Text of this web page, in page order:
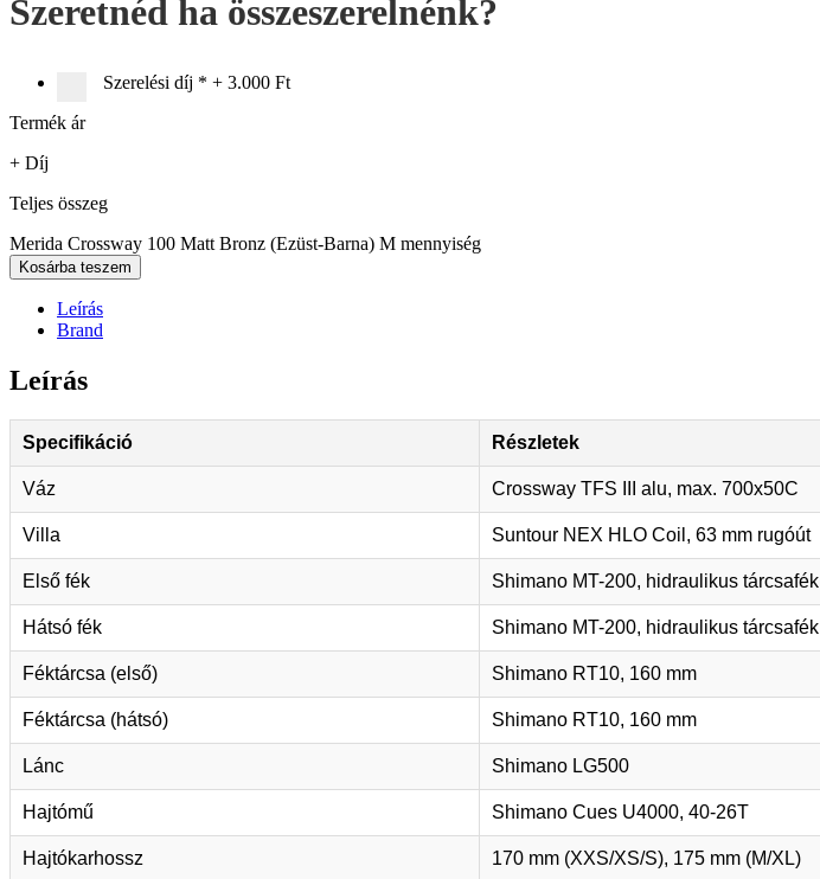
Szeretnéd ha összeszerelnénk?
Szerelési díj * + 3.000 Ft
Termék ár
+ Díj
Teljes összeg
Merida Crossway 100 Matt Bronz (Ezüst-Barna) M mennyiség
Kosárba teszem
Leírás
Brand
Leírás
Specifikáció Részletek
Váz Crossway TFS III alu, max. 700x50C
Villa Suntour NEX HLO Coil, 63 mm rugóút
Első fék Shimano MT-200, hidraulikus tárcsafék
Hátsó fék Shimano MT-200, hidraulikus tárcsafék
Féktárcsa (első) Shimano RT10, 160 mm
Féktárcsa (hátsó) Shimano RT10, 160 mm
Lánc Shimano LG500
Hajtómű Shimano Cues U4000, 40-26T
Hajtókarhossz 170 mm (XXS/XS/S), 175 mm (M/XL)